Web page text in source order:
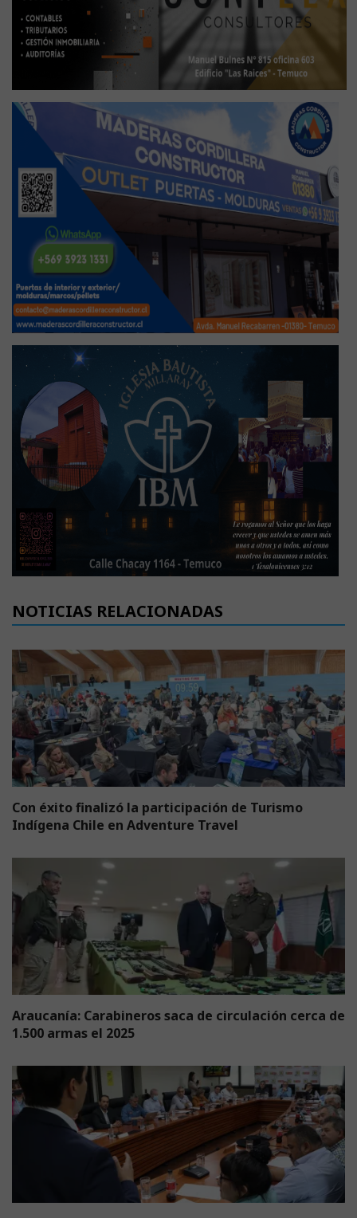
NOTICIAS RELACIONADAS
Con éxito finalizó la participación de Turismo
Indígena Chile en Adventure Travel
Araucanía: Carabineros saca de circulación cerca de
1.500 armas el 2025